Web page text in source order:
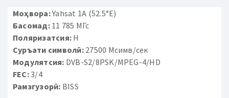
Моҳвора:Yahsat 1A (52.5°E)
Басомад:11 785 МГс
Поляризатсия: H
Суръати символӣ:27500 Мсимв/сек
Модулятсия: DVB-S2/8PSK/MPEG-4/HD
FEC:3/4
Рамзгузорӣ: BISS